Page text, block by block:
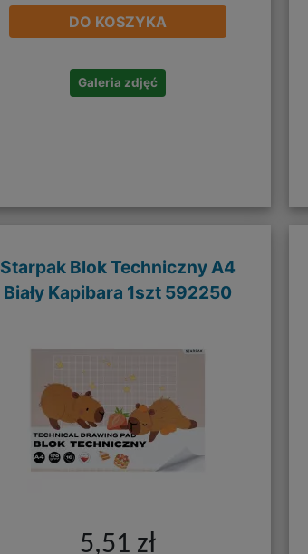
DO KOSZYKA
Galeria zdjęć
Starpak Blok Techniczny A4
Biały Kapibara 1szt 592250
5,51 zł